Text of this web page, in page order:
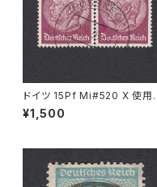
ドイツ 15Pf Mi#520 X 使用
み切手｜PÖSSNECK 22.9.19
36
¥1,500